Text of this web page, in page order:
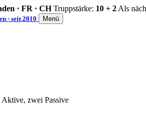
· FR · CH Truppstärke: 10 + 2 Als
· seit 2010 Menü
Aktive, zwei Passive